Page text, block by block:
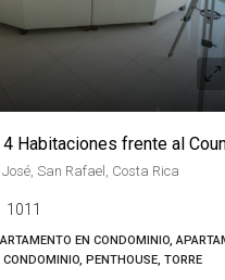
San Rafael, Costa Rica
1011
EN CONDOMINIO,
PENTHOUSE, TORRE